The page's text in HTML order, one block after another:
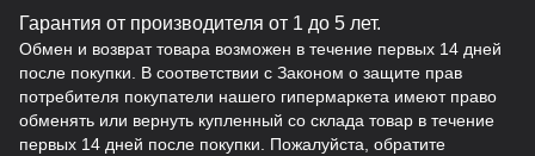
Гарантия от производителя от 1 до 5 лет.
Обмен и возврат товара возможен в течение первых 14 дней
после покупки. В соответствии с Законом о защите прав
потребителя покупатели нашего гипермаркета имеют право
обменять или вернуть купленный со склада товар в течение
первых 14 дней после покупки. Пожалуйста, обратите